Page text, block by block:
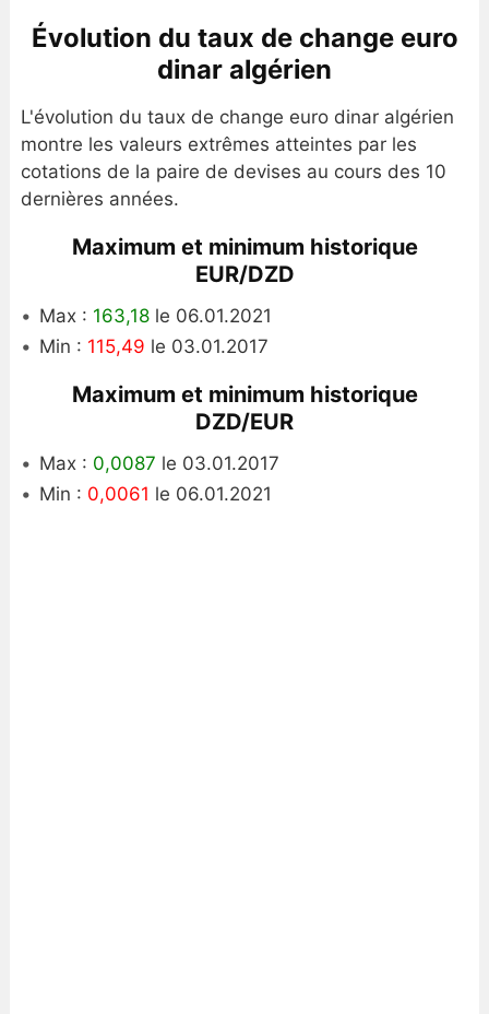
Évolution du taux de change euro
dinar algérien
L'évolution du taux de change euro dinar algérien
montre les valeurs extrêmes atteintes par les
cotations de la paire de devises au cours des 10
dernières années.
Maximum et minimum historique
EUR/DZD
Max : 163,18le 06.01.2021
Min : 115,49 le 03.01.2017
Maximum et minimum historique
DZD/EUR
Max : 0,0087 le 03.01.2017
Min : 0,0061 le 06.01.2021